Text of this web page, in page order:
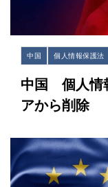
中国 個人情報保護法
中国 個人情
アから削除